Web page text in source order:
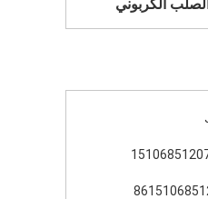
الكربوني